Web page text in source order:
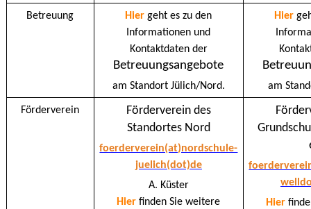
Betreuung Hiergeht es zu den
Informationen und
Kontaktdaten der
Betreuungsangebote
am Standort Jülich/Nord.
Hier
am
Förderverein
Förderverein des
Standortes Nord
foerderverein(at)nordschule-
juelich(dot)de
A. Küster
Hierfinden Sie weitere
Hier